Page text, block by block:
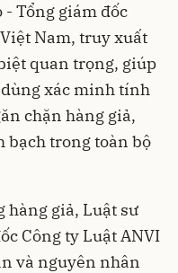
- Tổng giám đốc
Nam, truy xuất
quan trọng, giúp
xác minh tính
chặn hàng giả,
trong toàn bộ
hàng giả, Luật sư
Công ty Luật ANVI
và nguyên nhân